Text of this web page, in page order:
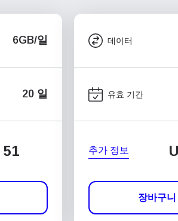
6GB/일
20 일
51
데이터
유효 기간
추가 정보
장바구니